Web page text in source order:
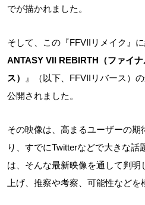
でが描かれました。
そして、この『FFVIIリメイク』
ANTASY VII REBIRTH（ファイ
ス）
』（以下、FFVIIリバース）
公開されました。
その映像は、高まるユーザーの期
り、すでにTwitterなどで大きな
は、そんな最新映像を通して判明
上げ、推察や考察、可能性などを